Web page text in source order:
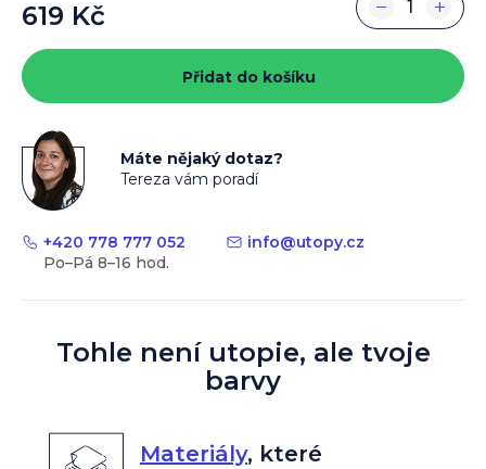
619 Kč
cena:
+
−
Přidat do košíku
Máte nějaký dotaz?
Tereza vám poradí
+420 778 777 052 info@utopy.cz
Tohle není utopie, ale tvoje
barvy
Materiály, které